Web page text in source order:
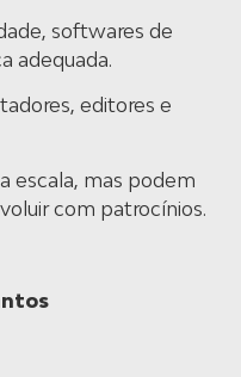
softwares de
adequada.
editores e
escala, mas podem
com patrocínios.